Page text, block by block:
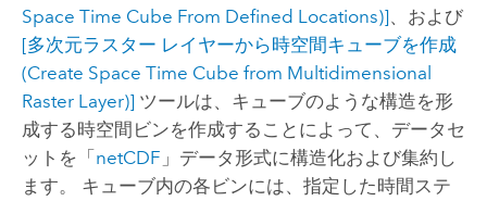
Space Time Cube From Defined Locations)]、および
[多次元ラスター レイヤーから時空間キューブを作成
(Create Space Time Cube from Multidimensional
Raster Layer)]ツールは、キューブのような構造を形
成する時空間ビンを作成することによって、データセ
ットを「netCDF 」データ形式に構造化および集約し
ます。 キューブ内の各ビンには、指定した時間ステ